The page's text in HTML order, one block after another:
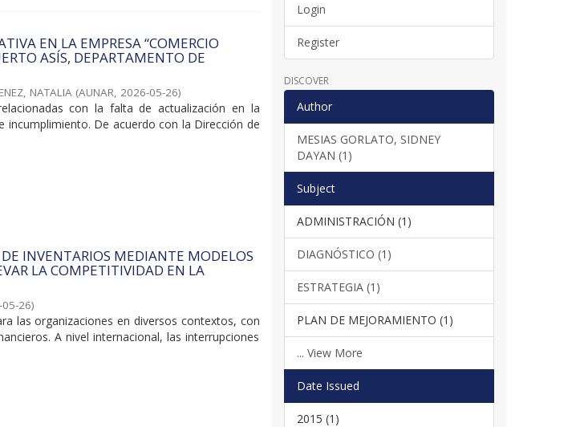
EN LA EMPRESA “COMERCIO
ASÍS, DEPARTAMENTO DE
NATALIA (AUNAR, 2026-05-26)
con la falta de actualización en la
incumplimiento. De acuerdo con la Dirección de
INVENTARIOS MEDIANTE MODELOS
LA COMPETITIVIDAD EN LA
05-26)
las organizaciones en diversos contextos, con
A nivel internacional, las interrupciones
Login
Register
DISCOVER
Author
MESIAS GORLATO, SIDNEY
DAYAN (1)
Subject
ADMINISTRACIÓN (1)
DIAGNÓSTICO (1)
ESTRATEGIA (1)
PLAN DE MEJORAMIENTO (1)
... View More
Date Issued
2015 (1)